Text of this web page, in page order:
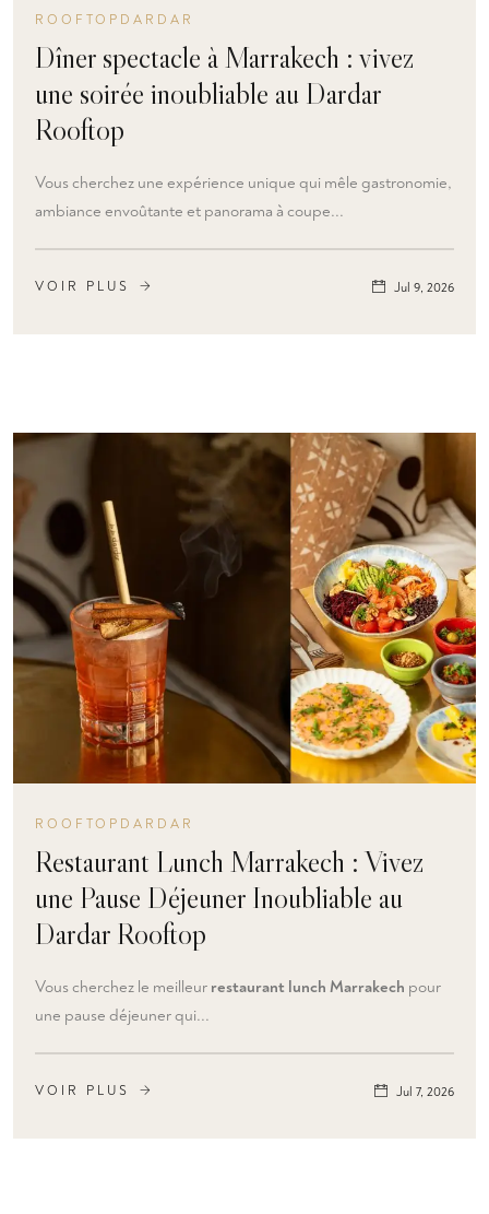
ROOFTOPDARDAR
Dîner spectacle à Marrakech : vivez
une soirée inoubliable au Dardar
Rooftop
Vous cherchez une expérience unique qui mêle gastronomie,
ambiance envoûtante et panorama à coupe...
VOIR PLUS Jul 9, 2026
ROOFTOPDARDAR
Restaurant Lunch Marrakech : Vivez
une Pause Déjeuner Inoubliable au
Dardar Rooftop
Vous cherchez le meilleur restaurant lunch Marrakech pour
une pause déjeuner qui...
VOIR PLUS Jul 7, 2026